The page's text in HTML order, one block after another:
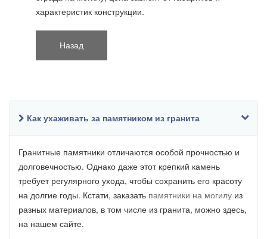
характеристик конструкции.
Как ухаживать за памятником из гранита
Гранитные памятники отличаются особой прочностью и
долговечностью. Однако даже этот крепкий камень
требует регулярного ухода, чтобы сохранить его красоту
на долгие годы. Кстати, заказать памятники на могилу из
разных материалов, в том числе из гранита, можно здесь,
на нашем сайте.